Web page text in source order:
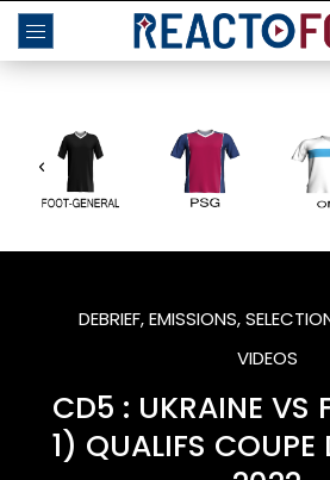
DEBRIEF,EMISSIONS,
VIDEOS
CD5 : UKRAINE VS
1) QUALIFS COUPE